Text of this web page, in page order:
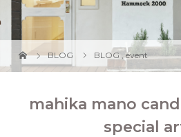
BLOG BLOG ,event
mahika mano
special